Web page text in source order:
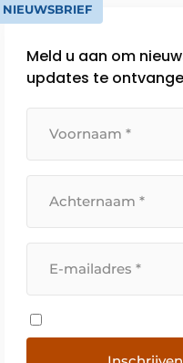
NIEUWSBRIEF
Meld u aan om
updates te